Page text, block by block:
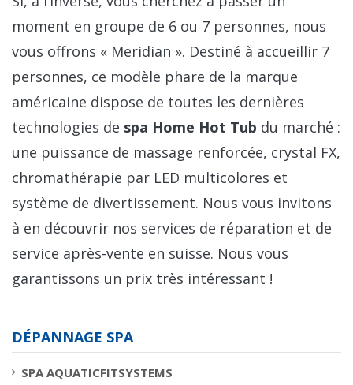
moment en groupe de 6 ou 7 personnes, nous
vous offrons « Meridian ». Destiné à accueillir 7
personnes, ce modèle phare de la marque
américaine dispose de toutes les dernières
technologies de spa Home Hot Tub du marché :
une puissance de massage renforcée, crystal FX,
chromathérapie par LED multicolores et
système de divertissement. Nous vous invitons
à en découvrir nos services de réparation et de
service après-vente en suisse. Nous vous
garantissons un prix très intéressant !
DÉPANNAGE SPA
SPA AQUATICFITSYSTEMS